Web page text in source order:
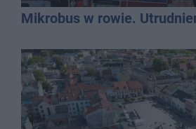
Mikrobus w rowie.